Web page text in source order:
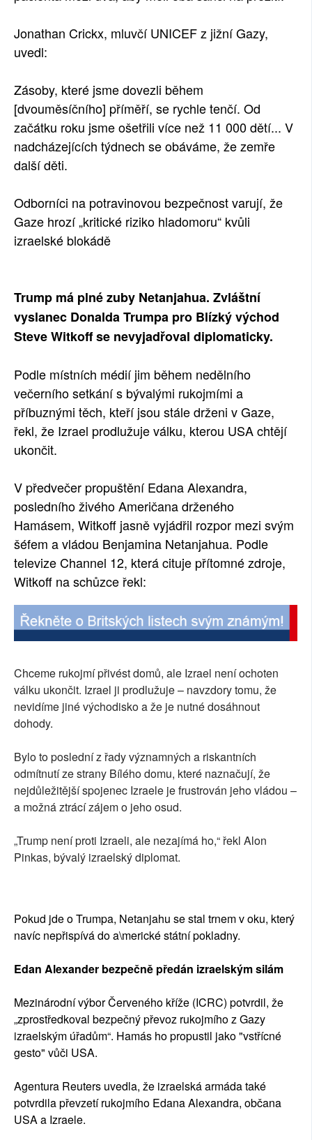
Jonathan Crickx, mluvčí UNICEF z jižní Gazy,
uvedl:
Zásoby, které jsme dovezli během
[dvouměsíčního] příměří, se rychle tenčí. Od
začátku roku jsme ošetřili více než 11 000 dětí... V
nadcházejících týdnech se obáváme, že zemře
další děti.
Odborníci na potravinovou bezpečnost varují, že
Gaze hrozí „kritické riziko hladomoru“ kvůli
izraelské blokádě
Trump má plné zuby Netanjahua. Zvláštní
vyslanec Donalda Trumpa pro Blízký východ
Steve Witkoff se nevyjadřoval diplomaticky.
Podle místních médií jim během nedělního
večerního setkání s bývalými rukojmími a
příbuznými těch, kteří jsou stále drženi v Gaze,
řekl, že Izrael prodlužuje válku, kterou USA chtějí
ukončit.
V předvečer propuštění Edana Alexandra,
posledního živého Američana drženého
Hamásem, Witkoff jasně vyjádřil rozpor mezi svým
šéfem a vládou Benjamina Netanjahua. Podle
televize Channel 12, která cituje přítomné zdroje,
Witkoff na schůzce řekl:
Chceme rukojmí přivést domů, ale Izrael není ochoten
válku ukončit. Izrael ji prodlužuje – navzdory tomu, že
nevidíme jiné východisko a že je nutné dosáhnout
dohody.
Bylo to poslední z řady významných a riskantních
odmítnutí ze strany Bílého domu, které naznačují, že
nejdůležitější spojenec Izraele je frustrován jeho vládou –
a možná ztrácí zájem o jeho osud.
„Trump není proti Izraeli, ale nezajímá ho,“ řekl Alon
Pinkas, bývalý izraelský diplomat.
Pokud jde o Trumpa, Netanjahu se stal trnem v oku, který
navíc nepřispívá do a\merické státní pokladny.
Edan Alexander bezpečně předán izraelským silám
Mezinárodní výbor Červeného kříže (ICRC) potvrdil, že
„zprostředkoval bezpečný převoz rukojmího z Gazy
izraelským úřadům“. Hamás ho propustil jako "vstřícné
gesto" vůči USA.
Agentura Reuters uvedla, že izraelská armáda také
potvrdila převzetí rukojmího Edana Alexandra, občana
USA a Izraele.